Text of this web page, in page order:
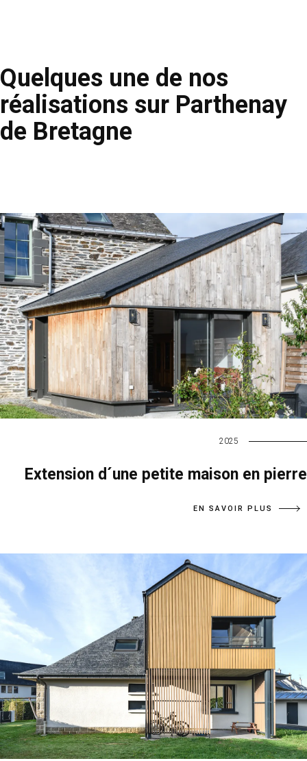
Quelques une de nos
réalisations sur Parthenay
de Bretagne
2025
Extension d´une petite maison en pierre
EN SAVOIR PLUS